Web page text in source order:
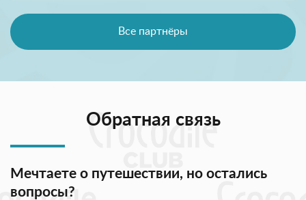
Все партнёры
Обратная связь
Мечтаете о путешествии, но остались
вопросы?